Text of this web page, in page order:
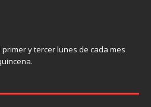
y tercer lunes de cada mes